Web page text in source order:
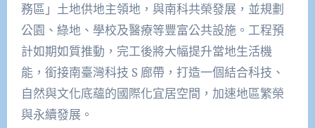
務區」土地供地主領地，與南科共榮發展，並規劃
公園、綠地、學校及醫療等豐富公共設施。工程預
計如期如質推動，完工後將大幅提升當地生活機
能，銜接南臺灣科技 S 廊帶，打造一個結合科技、
自然與文化底蘊的國際化宜居空間，加速地區繁榮
與永續發展。